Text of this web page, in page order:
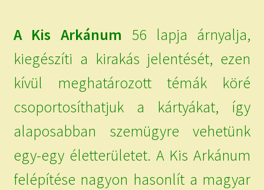
A Kis Arkánum 56 lapja árnyalja,
kiegészíti a kirakás jelentését, ezen
kívül meghatározott témák köré
csoportosíthatjuk a kártyákat, így
alaposabban szemügyre vehetünk
egy-egy életterületet. A Kis Arkánum
felépítése nagyon hasonlít a magyar